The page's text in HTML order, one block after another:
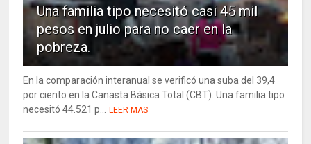
Una familia tipo necesitó casi 45 mil
pesos en julio para no caer en la
pobreza.
En la comparación interanual se verificó una suba del 39,4
por ciento en la Canasta Básica Total (CBT). Una familia tipo
necesitó 44.521 p...
LEER MAS